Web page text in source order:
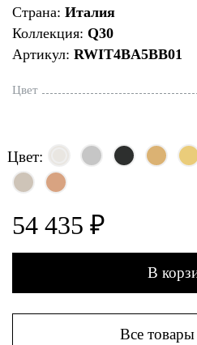
Страна: Италия
Коллекция: Q30
Артикул: RWIT4BA5BB01
Цвет
Цвет:
54 435 ₽
В
Все